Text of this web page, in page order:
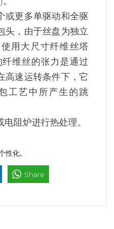
或更多单驱动和全驱
头，由于丝盘为独立
用大尺寸纤维丝塔
维丝的张力是通过
高速运转条件下，它
工艺中所产生的跳
阻炉进行热处理。
性化。
Share